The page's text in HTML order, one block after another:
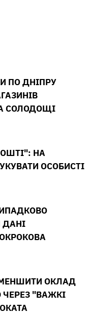
ПО ДНІПРУ
СОЛОДОЩІ
НА
ОСОБИСТІ
ОКЛАД
"ВАЖКІ